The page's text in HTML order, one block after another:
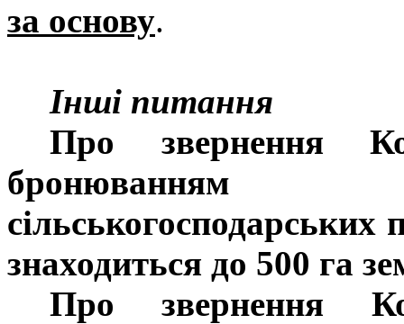
за основу.
Інші питання
Про звернення
бронюванням
сільськогосподарських
знаходиться до 500 га
Про звернення